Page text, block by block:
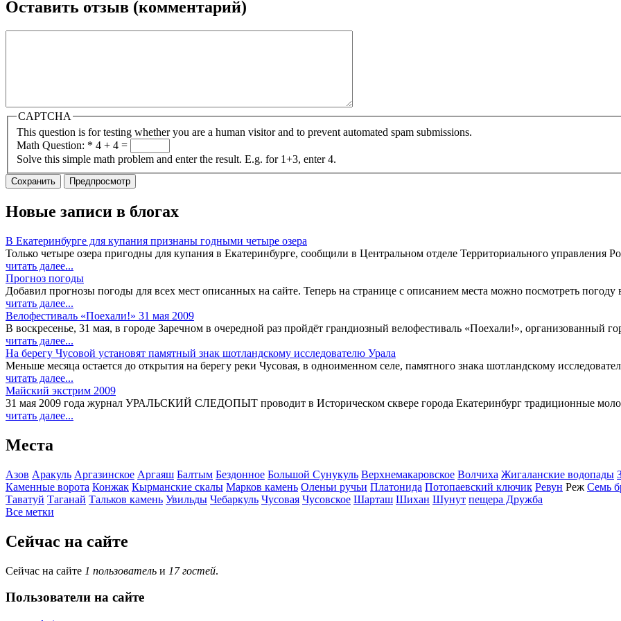
Оставить отзыв (комментарий)
CAPTCHA
This question is for testing whether you are a human visitor and to prevent automated spam submissions.
Math Question: * 4 + 4 =
Solve this simple math problem and enter the result. E.g. for 1+3, enter 4.
Новые записи в блогах
В Екатеринбурге для купания признаны годными четыре озера
Только четыре озера пригодны для купания в Екатеринбурге, сообщили в Центральном отделе Территориального управления
читать далее...
Прогноз погоды
Добавил прогнозы погоды для всех мест описанных на сайте. Теперь на странице с описанием места можно посмотреть погоду
читать далее...
Велофестиваль «Поехали!» 31 мая 2009
В воскресенье, 31 мая, в городе Заречном в очередной раз пройдёт грандиозный велофестиваль «Поехали!», организованный
читать далее...
На берегу Чусовой установят памятный знак шотландскому исследователю Урала
Меньше месяца остается до открытия на берегу реки Чусовая, в одноименном селе, памятного знака шотландскому
читать далее...
Майский экстрим 2009
31 мая 2009 года журнал УРАЛЬСКИЙ СЛЕДОПЫТ проводит в Историческом сквере города Екатеринбург традиционные
читать далее...
Места
Азов Аракуль Аргазинское Аргаяш Балтым Бездонное Большой Сунукуль Верхнемакаровское Волчиха Жигаланские водопады
Каменные ворота Конжак Кырманские скалы Марков камень Оленьи ручьи Платонида Потопаевский ключик Ревун Реж Семь
Таватуй Таганай Тальков камень Увильды Чебаркуль Чусовая Чусовское Шарташ Шихан Шунут пещера Дружба
Все метки
Сейчас на сайте
Сейчас на сайте 1 пользователь и 17 гостей.
Пользователи на сайте